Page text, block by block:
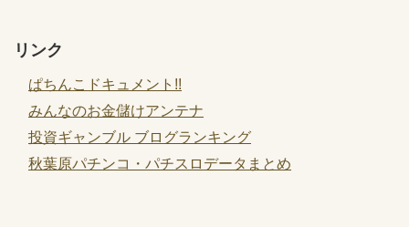
リンク
ぱちんこドキュメント!!
みんなのお金儲けアンテナ
投資ギャンブル ブログランキング
秋葉原パチンコ・パチスロデータまとめ